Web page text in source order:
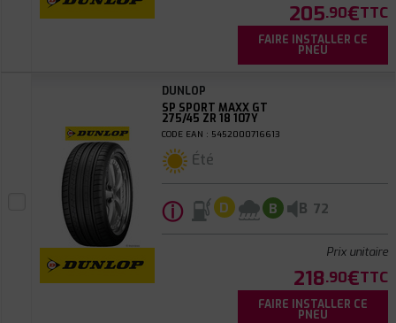
205.90€TTC
FAIRE INSTALLER CE
PNEU
DUNLOP
SP SPORT MAXX GT
275/45 ZR 18 107Y
CODE EAN : 5452000716613
Été
ⓘ D B B 72
Prix unitaire
218.90€TTC
FAIRE INSTALLER CE
PNEU